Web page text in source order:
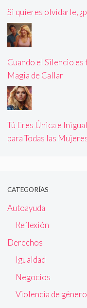
Si quieres olvidarle,
Cuando el Silencio
Magia de Callar
Tú Eres Única e
para Todas las
CATEGORÍAS
Autoayuda
Reflexión
Derechos
Igualdad
Negocios
Violencia de género